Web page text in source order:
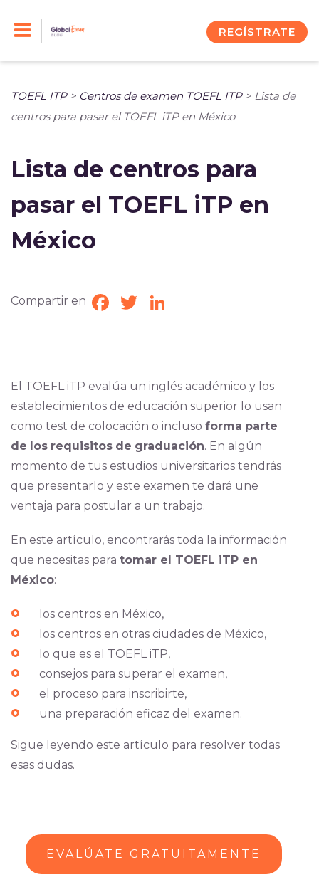
REGÍSTRATE
TOEFL ITP> Centros de examen TOEFL ITP> Lista de
centros para pasar el TOEFL iTP en México
Lista de centros para
pasar el TOEFL iTP en
México
Compartir en Facebook
TwitterLinkedIn
El TOEFL iTP evalúa un inglés académico y los
establecimientos de educación superior lo usan
como test de colocación o incluso forma parte
de los requisitos de graduación. En algún
momento de tus estudios universitarios tendrás
que presentarlo y este examen te dará une
ventaja para postular a un trabajo.
En este artículo, encontrarás toda la información
que necesitas para tomar el TOEFL iTP en
México:
los centros en México,
los centros en otras ciudades de México,
lo que es el TOEFL iTP,
consejos para superar el examen,
el proceso para inscribirte,
una preparación eficaz del examen.
Sigue leyendo este artículo para resolver todas
esas dudas.
EVALÚATE GRATUITAMENTE